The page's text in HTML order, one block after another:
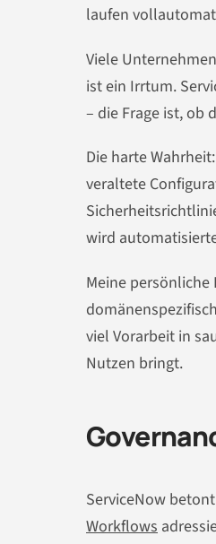
laufen
Viele
ist ein Irrtum.
– die Frage ist, ob
Die harte
veraltete
wird
Meine
viel Vorarbeit in
Nutzen bringt.
ServiceNow
Workflows